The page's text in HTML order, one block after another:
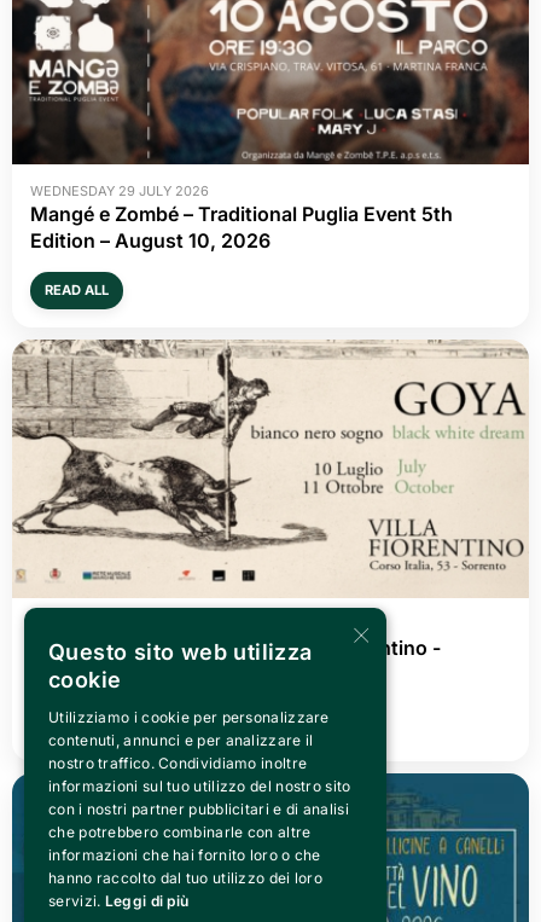
WEDNESDAY 29 JULY 2026
Mangé e Zombé – Traditional Puglia Event 5th
Edition – August 10, 2026
READ ALL
Goya. Black White Dream @Villa Fiorentino -
Sorrento
READ ALL
×
Questo sito web utilizza
cookie
Utilizziamo i cookie per personalizzare
contenuti, annunci e per analizzare il
nostro traffico. Condividiamo inoltre
informazioni sul tuo utilizzo del nostro sito
con i nostri partner pubblicitari e di analisi
che potrebbero combinarle con altre
informazioni che hai fornito loro o che
hanno raccolto dal tuo utilizzo dei loro
servizi. Leggi di più